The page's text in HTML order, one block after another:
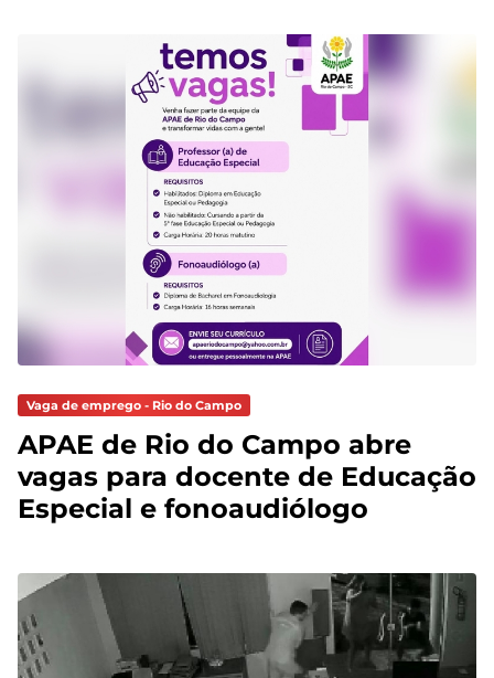
Vaga de emprego - Rio do Campo
APAE de Rio do Campo abre
vagas para docente de Educação
Especial e fonoaudiólogo